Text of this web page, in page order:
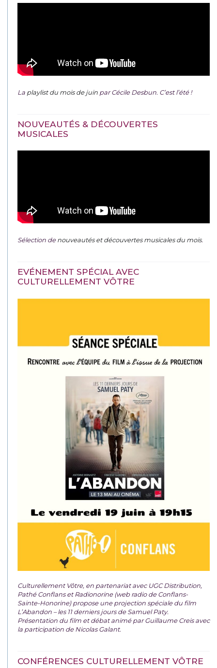
La playlist du mois de juin par Cécile Desbun. C’est l’été !
NOUVEAUTÉS & DÉCOUVERTES
MUSICALES
Sélection denouveautés et découvertes musicales du mois.
EVÉNEMENT SPÉCIAL AVEC
CULTURELLEMENT VÔTRE
Culturellement Vôtre, en partenariat avec UGC Distribution,
Pathé Conflans et Radionorine (web radio de Conflans-
Sainte-Honorine) propose une projection spéciale du film
L’Abandon – les 11 derniers jours de Samuel Paty.
Présentation du film et débat animé par Guillaume Creis avec
la participation de Nicolas Galant.
CONFÉRENCES CULTURELLEMENT VÔTRE